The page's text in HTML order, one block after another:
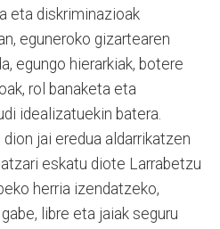
eta diskriminazioak
eguneroko gizartearen
egungo hierarkiak, botere
rol banaketa eta
idealizatuekin batera.
jai eredua aldarrikatzen
eskatu diote Larrabetzu
herria izendatzeko,
libre eta jaiak seguru